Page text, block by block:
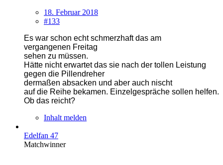
18. Februar 2018
#133
Es war schon echt schmerzhaftdas am
vergangenen Freitag
sehen zu müssen.
Hätte nicht erwartetdas sie nach der tollen Leistung
gegen die Pillendreher
dermaßen absacken und aber auch nischt
auf die Reihe bekamen. Einzelgespräche sollen helfen.
Ob das reicht?
Inhalt melden
Edelfan 47
Matchwinner